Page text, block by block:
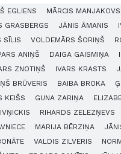
EGLIENS MĀRCIS MANJAKOVS
GRASBERGS
JĀNIS ĀMANIS
SĪLIS
VOLDEMĀRS ŠORIŅŠ
ANIŅŠ
DAIGA GAISMIŅA
ZNOTIŅŠ
IVARS KRASTS
BRŪVERIS
BAIBA BROKA
KEIŠS
GUNA ZARIŅA
RIHARDS ZELEZŅEVS
MARIJA BĒRZIŅA
VALDIS ZILVERIS